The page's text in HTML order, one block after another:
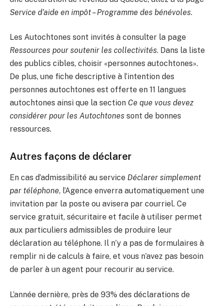
Service d’aide en impôt – Programme des bénévoles.
Les Autochtones sont invités à consulter la page
Ressources pour soutenir les collectivités. Dans la liste
des publics cibles, choisir «personnes autochtones».
De plus, une fiche descriptive à l’intention des
personnes autochtones est offerte en 11 langues
autochtones ainsi que la section Ce que vous devez
considérer pour les Autochtones sont de bonnes
ressources.
Autres façons de déclarer
En cas d’admissibilité au service Déclarer simplement
par téléphone, l’Agence enverra automatiquement une
invitation par la poste ou avisera par courriel. Ce
service gratuit, sécuritaire et facile à utiliser permet
aux particuliers admissibles de produire leur
déclaration au téléphone. Il n’y a pas de formulaires à
remplir ni de calculs à faire, et vous n’avez pas besoin
de parler à un agent pour recourir au service.
L’année dernière, près de 93% des déclarations de